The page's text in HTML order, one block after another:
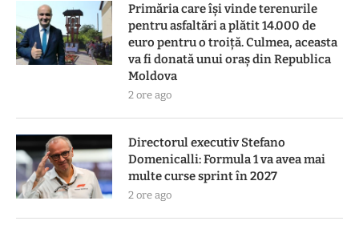
Primăria care își vinde terenurile
pentru asfaltări a plătit 14.000 de
euro pentru o troiță. Culmea, aceasta
va fi donată unui oraș din Republica
Moldova
2 ore ago
Directorul executiv Stefano
Domenicalli: Formula 1 va avea mai
multe curse sprint în 2027
2 ore ago